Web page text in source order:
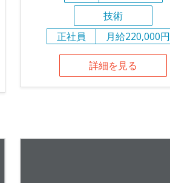
技術
正社員
月給220,000円
詳細を見る